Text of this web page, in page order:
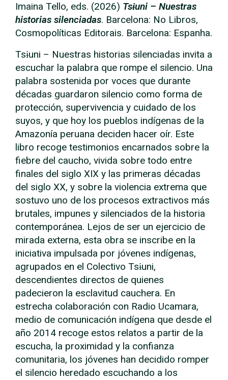
Imaina Tello, eds. (2026) Tsɨuni – Nuestras
historias silenciadas. Barcelona: No Libros,
Cosmopolíticas Editorais. Barcelona: Espanha.
Tsɨuni – Nuestras historias silenciadas invita a
escuchar la palabra que rompe el silencio. Una
palabra sostenida por voces que durante
décadas guardaron silencio como forma de
protección, supervivencia y cuidado de los
suyos, y que hoy los pueblos indígenas de la
Amazonía peruana deciden hacer oír. Este
libro recoge testimonios encarnados sobre la
fiebre del caucho, vivida sobre todo entre
finales del siglo XIX y las primeras décadas
del siglo XX, y sobre la violencia extrema que
sostuvo uno de los procesos extractivos más
brutales, impunes y silenciados de la historia
contemporánea. Lejos de ser un ejercicio de
mirada externa, esta obra se inscribe en la
iniciativa impulsada por jóvenes indígenas,
agrupados en el Colectivo Tsɨuni,
descendientes directos de quienes
padecieron la esclavitud cauchera. En
estrecha colaboración con Radio Ucamara,
medio de comunicación indígena que desde el
año 2014 recoge estos relatos a partir de la
escucha, la proximidad y la confianza
comunitaria, los jóvenes han decidido romper
el silencio heredado escuchando a los